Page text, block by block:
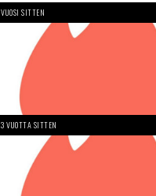
VUOSI SITTEN
3 VUOTTA SITTEN